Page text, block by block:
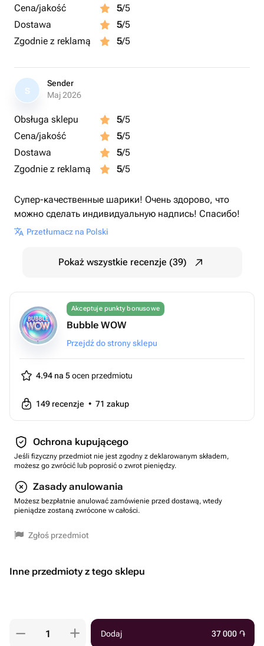
Cena/jakość 5/5
Dostawa
5/5
Zgodnie z reklamą
5/5
S
Sender
Maj 2026
Obsługa sklepu 5/5
Cena/jakość
5/5
Dostawa
5/5
Zgodnie z reklamą
5/5
Супер-качественные шарики! Очень здорово, что
можно сделать индивидуальную надпись! Спасибо!
Przetłumacz na Polski
Pokaż wszystkie recenzje (39)
Akceptuje punkty bonusowe
Bubble WOW
Przejdź do strony sklepu
4.94 na 5ocen przedmiotu
149 recenzje • 71 zakup
Ochrona kupującego
Jeśli fizyczny przedmiot nie jest zgodny z deklarowanym składem,
możesz go zwrócić lub poprosić o zwrot pieniędzy.
Zasady anulowania
Możesz bezpłatnie anulować zamówienie przed dostawą, wtedy
pieniądze zostaną zwrócone w całości.
Zgłoś przedmiot
Inne przedmioty z tego sklepu
Dodaj 37 000 ֏